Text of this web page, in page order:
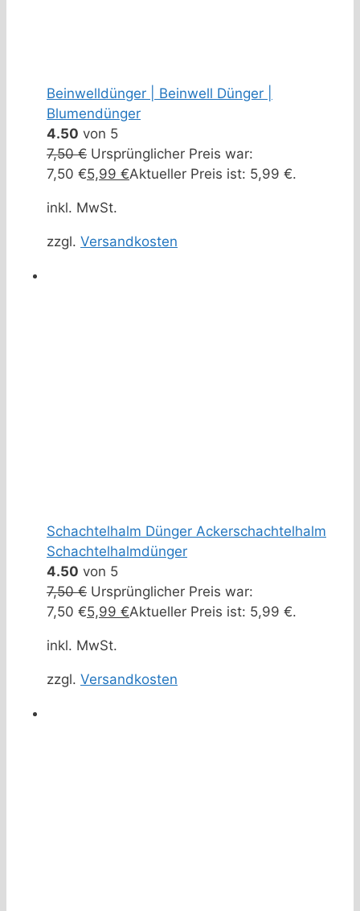
Beinwelldünger | Beinwell Dünger |
Blumendünger
4.50 von 5
7,50€ Ursprünglicher Preis war:
7,50 €5,99 €Aktueller Preis ist: 5,99 €.
inkl. MwSt.
zzgl. Versandkosten
Schachtelhalm Dünger Ackerschachtelhalm
Schachtelhalmdünger
4.50 von 5
7,50€ Ursprünglicher Preis war:
7,50 €5,99 €Aktueller Preis ist: 5,99 €.
inkl. MwSt.
zzgl. Versandkosten